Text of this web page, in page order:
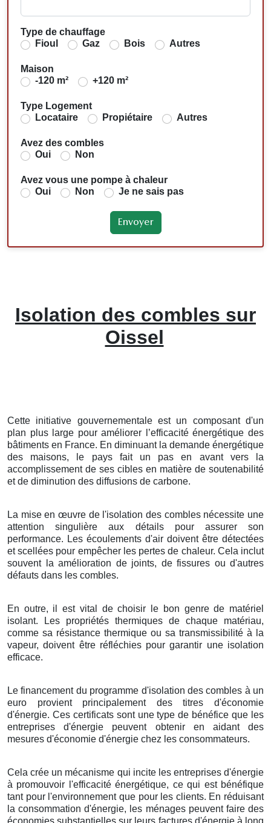
Type de chauffage
Fioul
Gaz Bois Autres
Maison
-120 m²
+120 m²
Type Logement
Locataire
Propiétaire Autres
Avez des combles
Oui
Non
Avez vous une pompe à chaleur
Oui
Non Je ne sais pas
Isolation des combles sur
Oissel
Cette initiative gouvernementale est un composant d'un
plan plus large pour améliorer l’efficacité énergétique des
bâtiments en France. En diminuant la demande énergétique
des maisons, le pays fait un pas en avant vers la
accomplissement de ses cibles en matière de soutenabilité
et de diminution des diffusions de carbone.
La mise en œuvre de l'isolation des combles nécessite une
attention singulière aux détails pour assurer son
performance. Les écoulements d'air doivent être détectées
et scellées pour empêcher les pertes de chaleur. Cela inclut
souvent la amélioration de joints, de fissures ou d'autres
défauts dans les combles.
En outre, il est vital de choisir le bon genre de matériel
isolant. Les propriétés thermiques de chaque matériau,
comme sa résistance thermique ou sa transmissibilité à la
vapeur, doivent être réfléchies pour garantir une isolation
efficace.
Le financement du programme d'isolation des combles à un
euro provient principalement des titres d'économie
d'énergie. Ces certificats sont une type de bénéfice que les
entreprises d'énergie peuvent obtenir en aidant des
mesures d'économie d'énergie chez les consommateurs.
Cela crée un mécanisme qui incite les entreprises d'énergie
à promouvoir l'efficacité énergétique, ce qui est bénéfique
tant pour l'environnement que pour les clients. En réduisant
la consommation d'énergie, les ménages peuvent faire des
économies substantielles sur leurs factures d'énergie à long